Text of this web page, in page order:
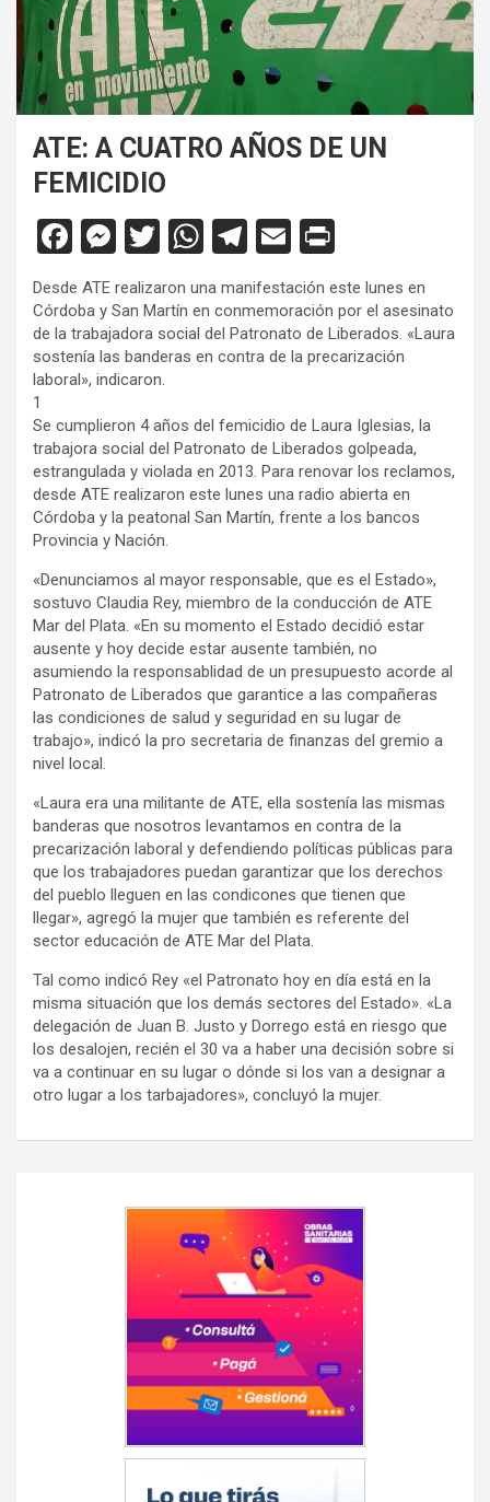
ATE: A CUATRO AÑOS DE UN
FEMICIDIO
F
a
ce
b
o
o
k
M
es
se
n
g
er
T
tt
er
W
at
s
A
p
p
T
el
e
gr
a
m
E
m
ail
in
tF
ri
e
n
dl
y
Desde ATE realizaron una manifestación este lunes en
Córdoba y San Martín en conmemoración por el asesinato
de la trabajadora social del Patronato de Liberados. «Laura
sostenía las banderas en contra de la precarización
laboral», indicaron.
1
Se cumplieron 4 años del femicidio de Laura Iglesias, la
trabajora social del Patronato de Liberados golpeada,
estrangulada y violada en 2013. Para renovar los reclamos,
desde ATE realizaron este lunes una radio abierta en
Córdoba y la peatonal San Martín, frente a los bancos
Provincia y Nación.
«Denunciamos al mayor responsable, que es el Estado»,
sostuvo Claudia Rey, miembro de la conducción de ATE
Mar del Plata. «En su momento el Estado decidió estar
ausente y hoy decide estar ausente también, no
asumiendo la responsablidad de un presupuesto acorde al
Patronato de Liberados que garantice a las compañeras
las condiciones de salud y seguridad en su lugar de
trabajo», indicó la pro secretaria de finanzas del gremio a
nivel local.
«Laura era una militante de ATE, ella sostenía las mismas
banderas que nosotros levantamos en contra de la
precarización laboral y defendiendo políticas públicas para
que los trabajadores puedan garantizar que los derechos
del pueblo lleguen en las condicones que tienen que
llegar», agregó la mujer que también es referente del
sector educación de ATE Mar del Plata.
Tal como indicó Rey «el Patronato hoy en día está en la
misma situación que los demás sectores del Estado». «La
delegación de Juan B. Justo y Dorrego está en riesgo que
los desalojen, recién el 30 va a haber una decisión sobre si
va a continuar en su lugar o dónde si los van a designar a
otro lugar a los tarbajadores», concluyó la mujer.